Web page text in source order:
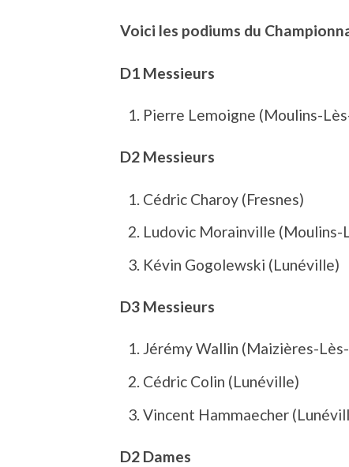
Voici les podiums du
D1 Messieurs
Pierre Lemoigne (Moulins-
D2 Messieurs
Cédric Charoy (Fresnes)
Ludovic Morainville (Moulins-
Kévin Gogolewski (Lunéville)
D3 Messieurs
Jérémy Wallin (Maizières-
Cédric Colin (Lunéville)
Vincent Hammaecher
D2 Dames